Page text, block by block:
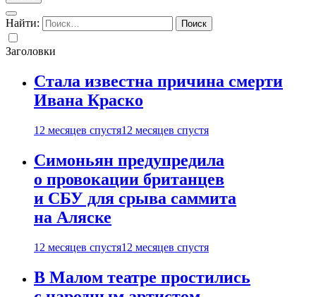
Найти:
Заголовки
Стала известна причина смерти
Ивана Краско
12 месяцев спустя12 месяцев спустя
Симоньян предупредила
о провокации британцев
и СБУ для срыва саммита
на Аляске
12 месяцев спустя12 месяцев спустя
В Малом театре простились